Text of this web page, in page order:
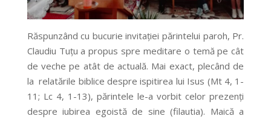
Răspunzând cu bucurie invitației părintelui paroh, Pr.
Claudiu Tuțu a propus spre meditare o temă pe cât
de veche pe atât de actuală. Mai exact, plecând de
la relatările biblice despre ispitirea lui Isus (Mt 4, 1-
11; Lc 4, 1-13), părintele le-a vorbit celor prezenți
despre iubirea egoistă de sine (filautia). Maică a